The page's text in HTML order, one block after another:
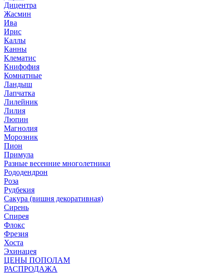
Дицентра
Жасмин
Ива
Ирис
Каллы
Канны
Клематис
Книфофия
Комнатные
Ландыш
Лапчатка
Лилейник
Лилия
Люпин
Магнолия
Морозник
Пион
Примула
Разные весенние многолетники
Рододендрон
Роза
Рудбекия
Сакура (вишня декоративная)
Сирень
Спирея
Флокс
Фрезия
Хоста
Эхинацея
ЦЕНЫ ПОПОЛАМ
РАСПРОДАЖА